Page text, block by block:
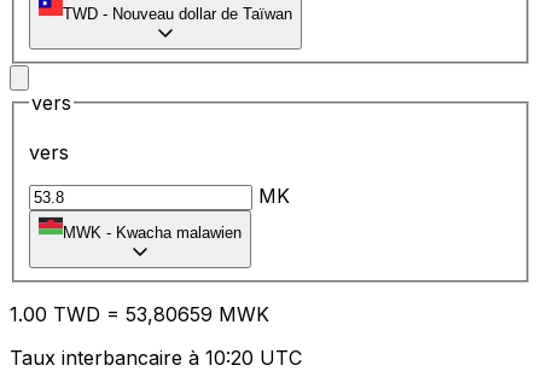
TWD - Nouveau dollar de Taïwan
vers
vers
MK
MWK - Kwacha malawien
1.00 TWD = 53,80659 MWK
Taux interbancaire à 10:20 UTC